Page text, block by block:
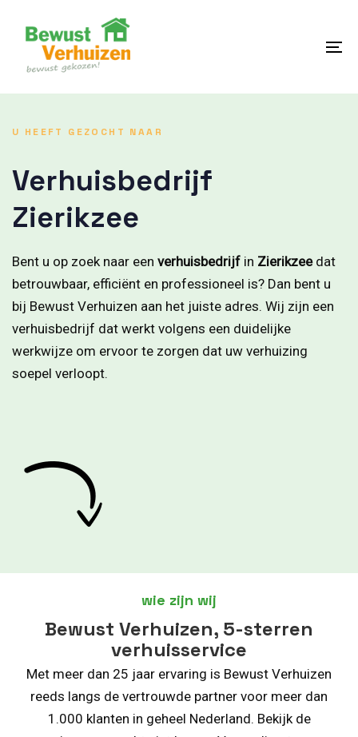
content
U HEEFT GEZOCHT NAAR
Verhuisbedrijf
Zierikzee
Bent u op zoek naar een verhuisbedrijf in Zierikzeedat
betrouwbaar, efficiënt en professioneel is? Dan bent u
bij Bewust Verhuizen aan het juiste adres. Wij zijn een
verhuisbedrijf dat werkt volgens een duidelijke
werkwijze om ervoor te zorgen dat uw verhuizing
soepel verloopt.
wie zijn wij
Bewust Verhuizen, 5-sterren
verhuisservice
Met meer dan 25 jaar ervaring is Bewust Verhuizen
reeds langs de vertrouwde partner voor meer dan
1.000 klanten in geheel Nederland. Bekijk de